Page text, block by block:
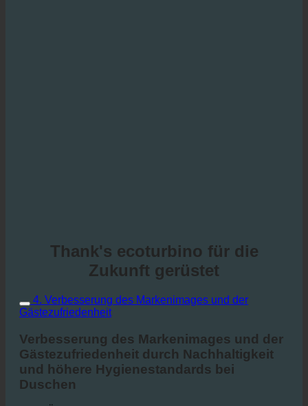
Thank's ecoturbino für die
Zukunft gerüstet
Gästezufriedenheit
Verbesserung des Markenimages und der
Gästezufriedenheit durch Nachhaltigkeit